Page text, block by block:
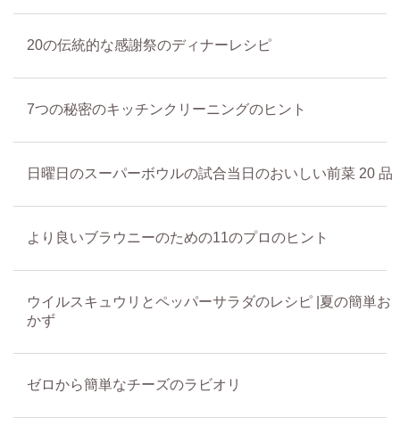
20の伝統的な感謝祭のディナーレシピ
7つの秘密のキッチンクリーニングのヒント
日曜日のスーパーボウルの試合当日のおいしい前菜 20 品
より良いブラウニーのための11のプロのヒント
ウイルスキュウリとペッパーサラダのレシピ |夏の簡単お
かず
ゼロから簡単なチーズのラビオリ